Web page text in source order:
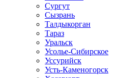
Сургут
Сызрань
Талдыкорган
Тараз
Уральск
Усолье-Сибирское
Уссурийск
Усть-Каменогорск